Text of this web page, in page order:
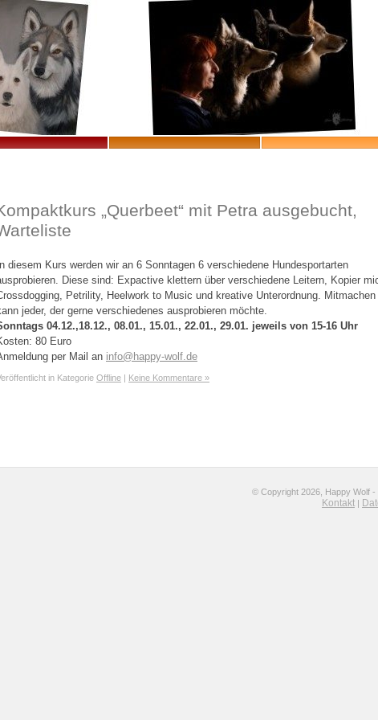
„Querbeet“ mit Petra ausgebucht,
diesem Kurs werden wir an 6 Sonntagen 6 verschiedene Hundesportarten
Diese sind: Expactive klettern über verschiedene Leitern, Kopier
Petrility, Heelwork to Music und kreative Unterordnung. Mitmachen
jeder, der gerne verschiedenes ausprobieren möchte.
04.12.,18.12., 08.01., 15.01., 22.01., 29.01. jeweils von 15-16 Uhr
80 Euro
per Mail an info@happy-wolf.de
in Kategorie Offline | Keine Kommentare »
© Copyright 2026, Happy Wolf -
Kontakt |